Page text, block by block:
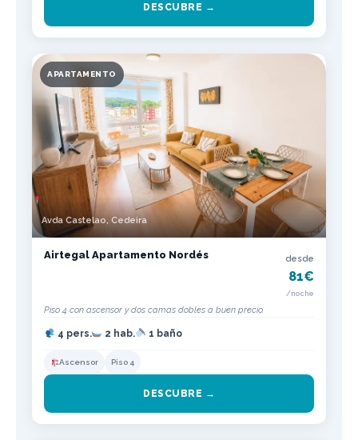
DESCUBRE →
APARTAMENTO
Avda Castelao, Cedeira
Airtegal Apartamento Nordés desde
81€
/noche
Piso 4 con ascensor y dos camas dobles a buen precio.
4 pers. 2 hab. 1 baño
Ascensor Piso 4
DESCUBRE →